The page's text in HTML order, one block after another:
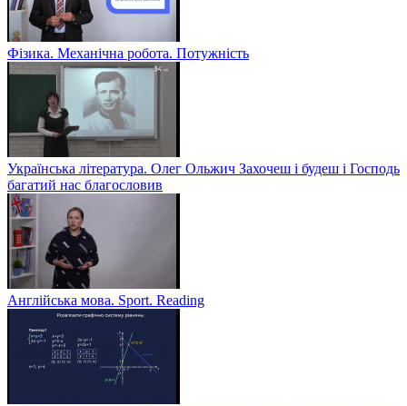
Фізика. Механічна робота. Потужність
Українська література. Олег Ольжич Захочеш і будеш і Господь
багатий нас благословив
Англійська мова. Sport. Reading